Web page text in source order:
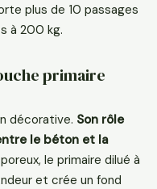
plus de 10 passages
à 200 kg.
primaire
décorative. Son rôle
le béton et la
le primaire dilué à
et crée un fond